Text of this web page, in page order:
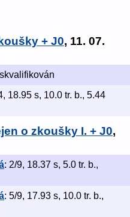
+ J0, 11. 07.
18.95 s, 10.0 tr. b., 5.44
o zkoušky I. + J0,
: 2/9, 18.37 s, 5.0 tr. b.,
: 5/9, 17.93 s, 10.0 tr. b.,